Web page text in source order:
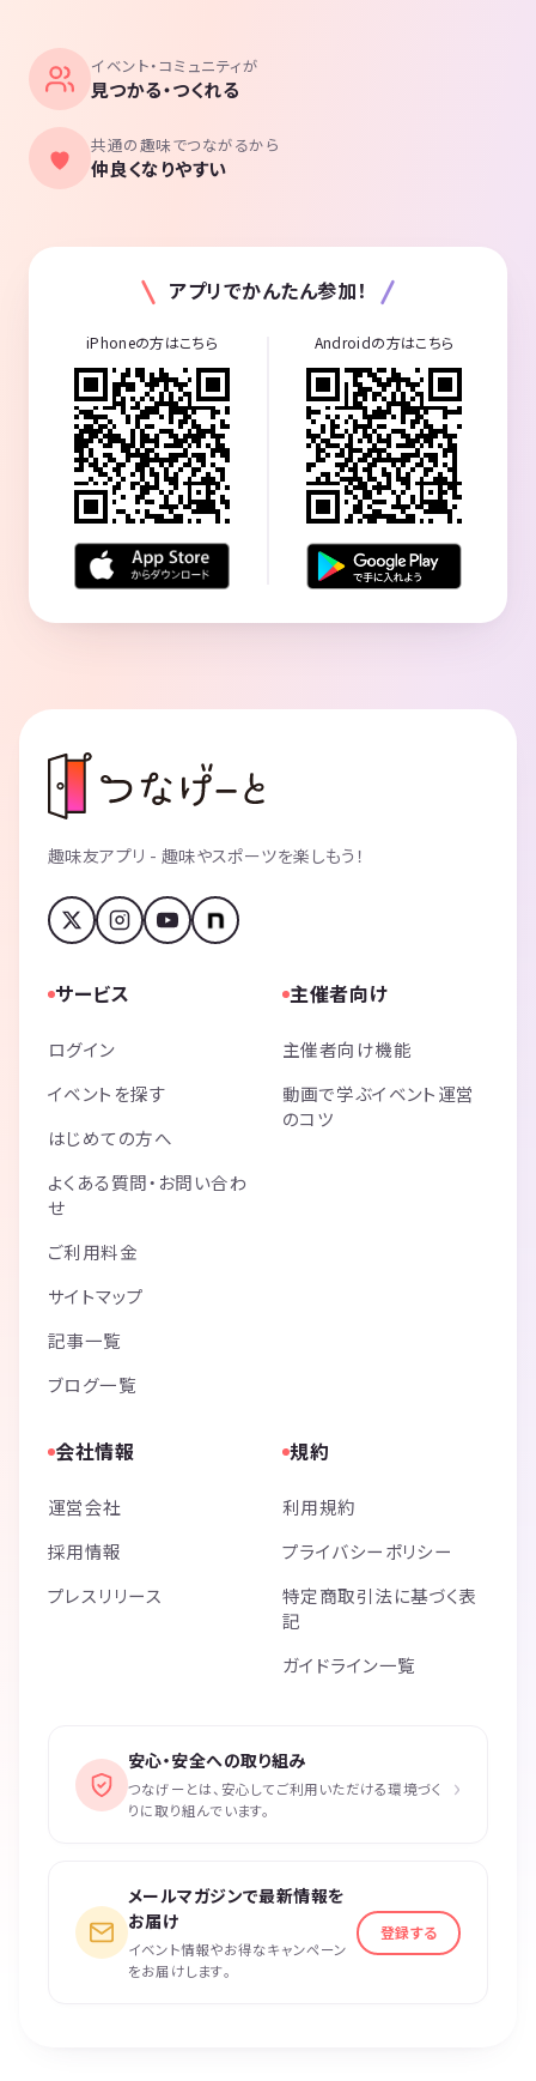
イベント・コミュニティが
見つかる・つくれる
共通の趣味でつながるから
仲良くなりやすい
アプリでかんたん参加！
iPhoneの方はこちら Androidの方はこちら
趣味友アプリ - 趣味やスポーツを楽しもう！
サービス
ログイン
イベントを探す
はじめての方へ
よくある質問・お問い合わ
せ
ご利用料金
サイトマップ
記事一覧
ブログ一覧
主催者向け
主催者向け機能
動画で学ぶイベント運営
のコツ
会社情報
運営会社
採用情報
プレスリリース
規約
利用規約
プライバシーポリシー
特定商取引法に基づく表
記
ガイドライン一覧
安心・安全への取り組み
つなげーとは、安心してご利用いただける環境づく
りに取り組んでいます。
›
メールマガジンで最新情報を
お届け
イベント情報やお得なキャンペーン
をお届けします。
登録する